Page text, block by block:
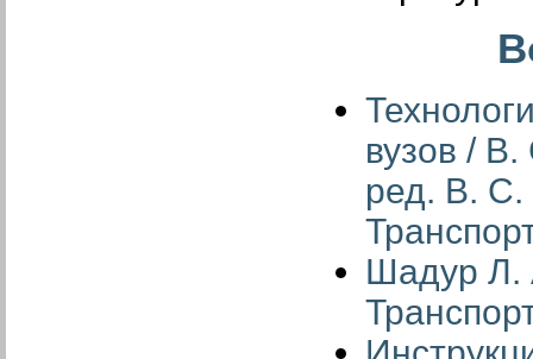
вузов /
ред. В.
Шадур Л.